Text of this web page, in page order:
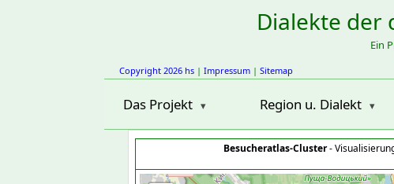
Dialekte der
Ein
Copyright 2026 hs | Impressum | Sitemap
Das Projekt Region u. Dialekt
Besucheratlas-Cluster-